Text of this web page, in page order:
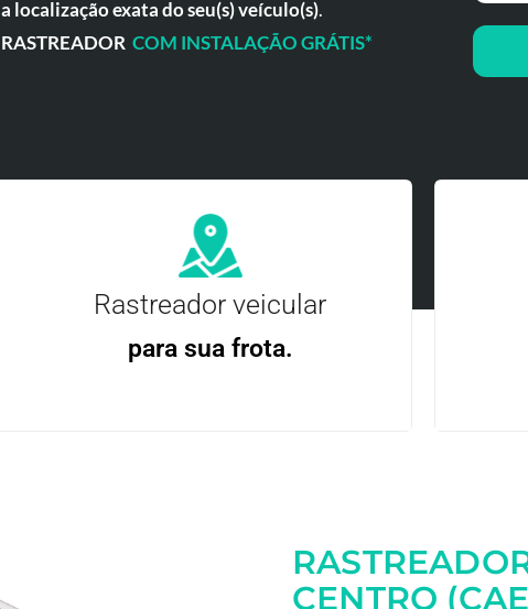
a localização exata do seu(s) veículo(s).
RASTREADOR COM INSTALAÇÃO GRÁTIS*
Rastreador veicular
para sua frota.
CENTRO